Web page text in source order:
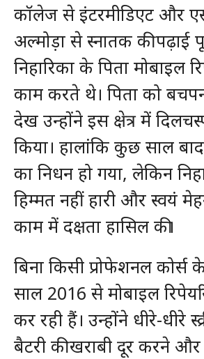
कॉलेज से इंटरमीडिएट और
अल्मोड़ा से स्नातक की पढ़ाई
निहारिका के पिता मोबाइल
काम करते थे। पिता को
देख उन्होंने इस क्षेत्र में
किया। हालांकि कुछ साल
का निधन हो गया, लेकिन
हिम्मत नहीं हारी और स्वयं
काम में दक्षता हासिल की।
बिना किसी प्रोफेशनल कोर्स
साल 2016 से मोबाइल
कर रही हैं। उन्होंने धीरे-धीरे
बैटरी की खराबी दूर करने